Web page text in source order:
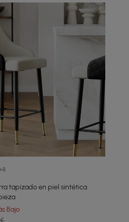
tapizado en piel sintética
Bajo